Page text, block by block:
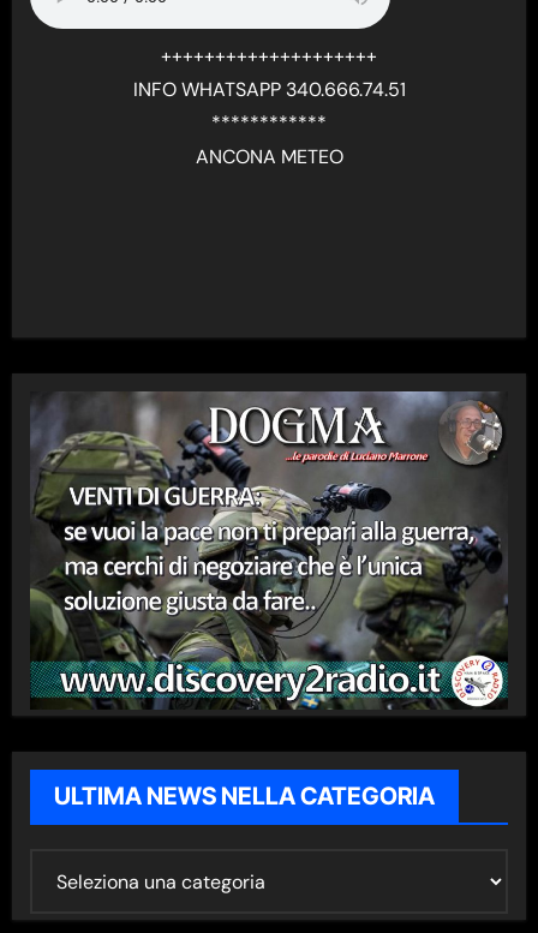
++++++++++++++++++++
INFO WHATSAPP 340.666.74.51
************
ANCONA METEO
ULTIMA NEWS NELLA CATEGORIA